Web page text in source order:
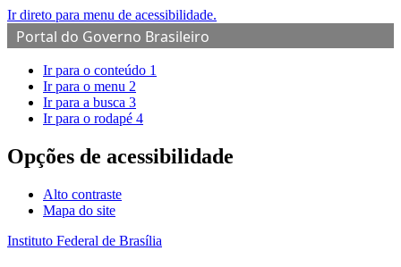
Ir direto para menu de acessibilidade.
Portal do Governo Brasileiro
Ir para o conteúdo 1
Ir para o menu 2
Ir para a busca 3
Ir para o rodapé 4
Opções de acessibilidade
Alto contraste
Mapa do site
Instituto Federal de Brasília